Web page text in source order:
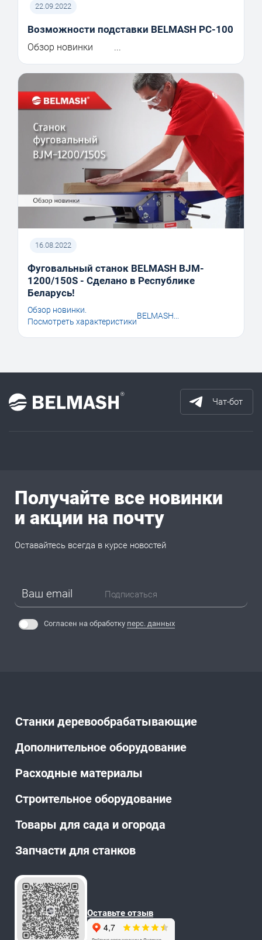
22.09.2022
Возможности подставки BELMASH PC-100
Обзор новинки ...
16.08.2022
Фуговальный станок BELMASH BJM-
1200/150S - Сделано в Республике
Беларусь!
Обзор новинки.
Посмотреть характеристики
BELMASH...
Чат-бот
Станки деревообрабатывающие
Дополнительное оборудование
Расходные материалы
Строительное оборудование
Товары для сада и огорода
Запчасти для станков
Оставьте отзыв
Получайте все новинки
и акции на почту
Оставайтесь всегда в курсе новостей
Подписаться
Согласен на обработку перс. данных